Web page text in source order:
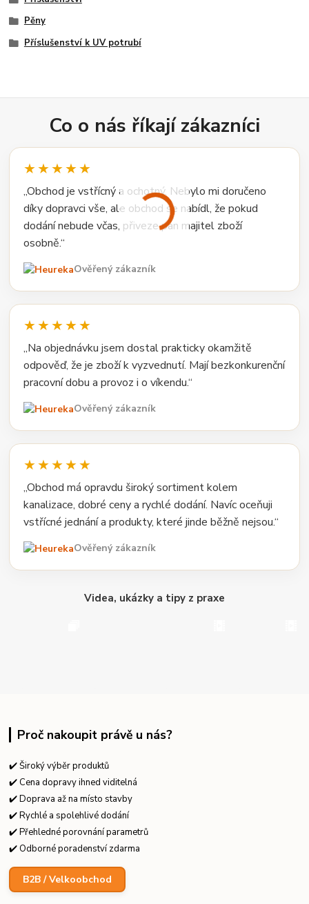
Pěny
Příslušenství k UV potrubí
Co o nás říkají zákazníci
★★★★★
„Obchod je vstřícný a ochotný. Nebylo mi doručeno
díky dopravci vše, ale obchod se nabídl, že pokud
dodání nebude včas, přiveze pan majitel zboží
osobně.“
Ověřený zákazník
★★★★★
„Na objednávku jsem dostal prakticky okamžitě
odpověď, že je zboží k vyzvednutí. Mají bezkonkurenční
pracovní dobu a provoz i o víkendu.“
Ověřený zákazník
★★★★★
„Obchod má opravdu široký sortiment kolem
kanalizace, dobré ceny a rychlé dodání. Navíc oceňuji
vstřícné jednání a produkty, které jinde běžně nejsou.“
Ověřený zákazník
Videa, ukázky a tipy z praxe
Proč nakoupit právě u nás?
✔️ Široký výběr produktů
✔️ Cena dopravy ihned viditelná
✔️ Doprava až na místo stavby
✔️ Rychlé a spolehlivé dodání
✔️ Přehledné porovnání parametrů
✔️ Odborné poradenství zdarma
B2B / Velkoobchod